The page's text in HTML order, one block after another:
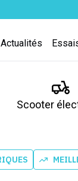
Actualités
Scooter